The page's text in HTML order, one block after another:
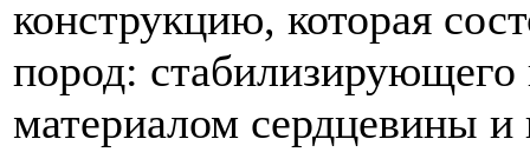
конструкцию, которая
пород: стабилизирующего
материалом сердцевины и